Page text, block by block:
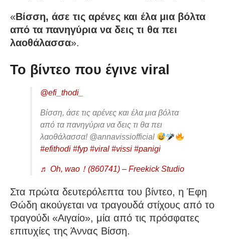
«Βίσση, άσε τις αρένες και έλα μια βόλτα
από τα πανηγύρια να δεις τι θα πει
λαοθάλασσα».
Το βίντεο που έγινε viral
@efi_thodi_
Βίσση, άσε τις αρένες και έλα μια βόλτα
από τα πανηγύρια να δεις τι θα πει
λαοθάλασσα! @annavissiofficial
#efithodi #fyp #viral #vissi #panigi
♬ Oh, wao！(860741) – Freekick Studio
Στα πρώτα δευτερόλεπτα του βίντεο, η Έφη
Θώδη ακούγεται να τραγουδά στίχους από το
τραγούδι «Αιγαίο», μία από τις πρόσφατες
επιτυχίες της Άννας Βίσση.